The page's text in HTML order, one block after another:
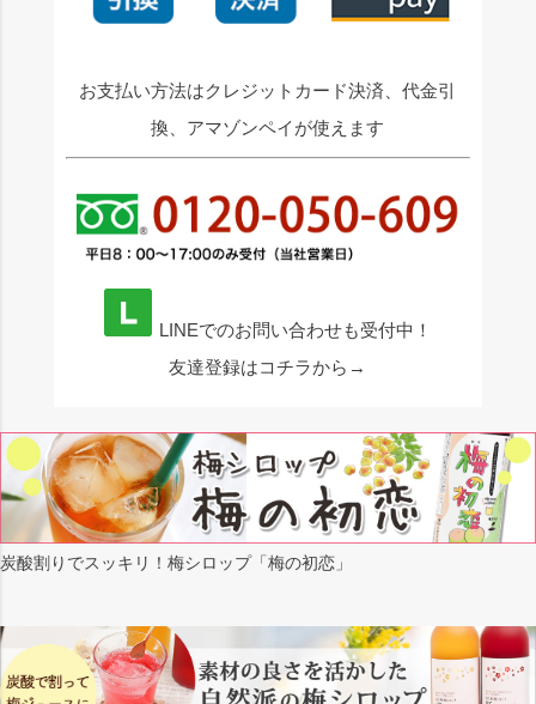
お支払い方法はクレジットカード決済、代金引
換、アマゾンペイが使えます
LINEでのお問い合わせも受付中！
友達登録はコチラから→
炭酸割りでスッキリ！梅シロップ「梅の初恋」